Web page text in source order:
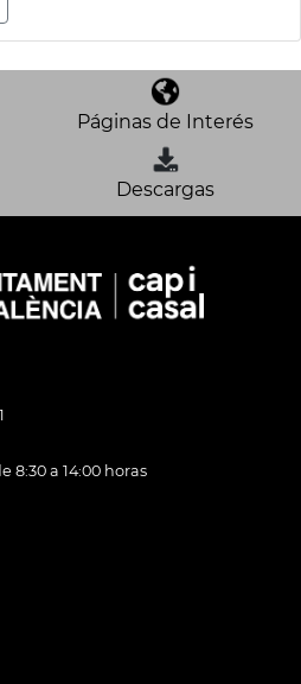
Páginas de Interés
Descargas
8:30 a 14:00 horas